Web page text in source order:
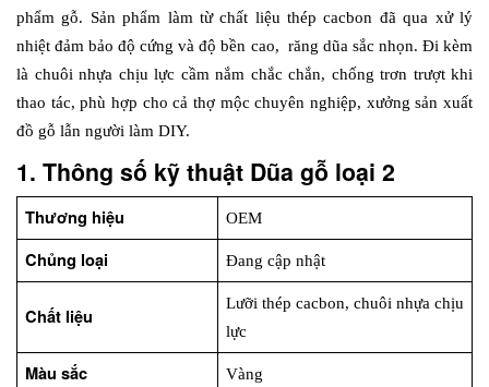
phẩm gỗ. Sản phẩm làm từ chất liệu thép cacbon đã qua xử lý
nhiệt đảm bảo độ cứng và độ bền cao,  răng dũa sắc nhọn. Đi kèm
là chuôi nhựa chịu lực cầm nắm chắc chắn, chống trơn trượt khi
thao tác, phù hợp cho cả thợ mộc chuyên nghiệp, xưởng sản xuất
đồ gỗ lẫn người làm DIY.
1. Thông số kỹ thuật Dũa gỗ loại 2
Thương hiệu OEM
Chủng loại Đang cập nhật
Chất liệu
Lưỡi thép cacbon, chuôi nhựa chịu
lực
Màu sắc Vàng